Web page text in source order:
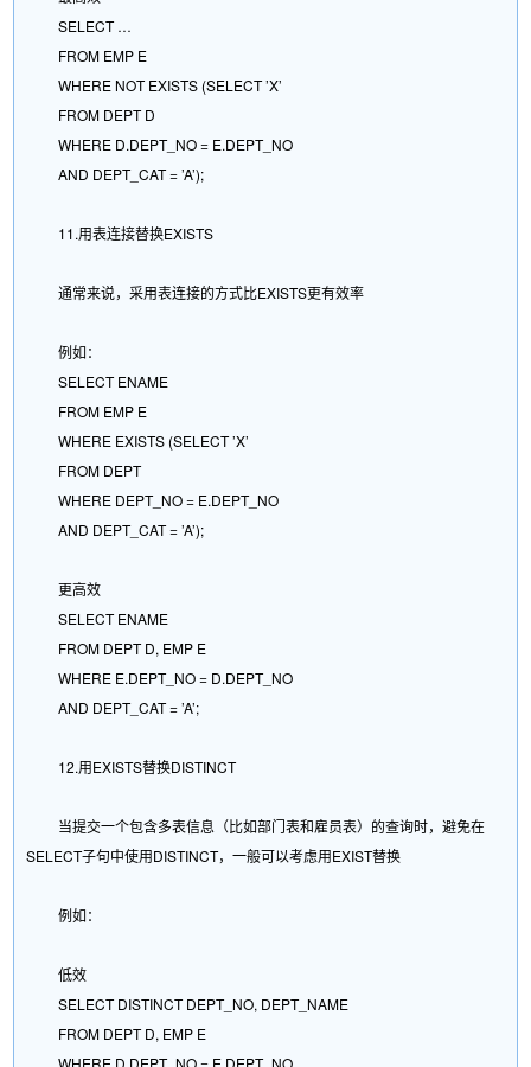
SELECT …
FROM EMP E
WHERE NOT EXISTS (SELECT ’X’
FROM DEPT D
WHERE D.DEPT_NO = E.DEPT_NO
AND DEPT_CAT = ’A’);
11.用表连接替换EXISTS
通常来说，采用表连接的方式比EXISTS更有效率
例如：
SELECT ENAME
FROM EMP E
WHERE EXISTS (SELECT ’X’
FROM DEPT
WHERE DEPT_NO = E.DEPT_NO
AND DEPT_CAT = ’A’);
更高效
SELECT ENAME
FROM DEPT D, EMP E
WHERE E.DEPT_NO = D.DEPT_NO
AND DEPT_CAT = ’A’;
12.用EXISTS替换DISTINCT
当提交一个包含多表信息（比如部门表和雇员表）的查询时，避免在
SELECT子句中使用DISTINCT，一般可以考虑用EXIST替换
例如：
低效
SELECT DISTINCT DEPT_NO, DEPT_NAME
FROM DEPT D, EMP E
WHERE D.DEPT_NO = E.DEPT_NO